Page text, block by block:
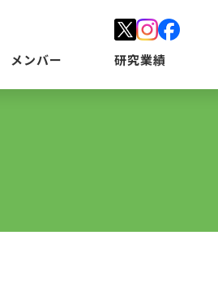
メンバー 研究業績